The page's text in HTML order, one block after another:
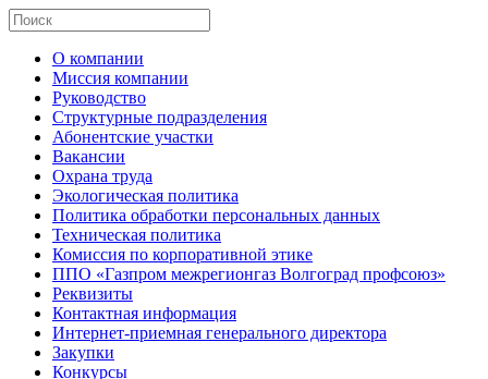
О компании
Миссия компании
Руководство
Структурные подразделения
Абонентские участки
Вакансии
Охрана труда
Экологическая политика
Политика обработки персональных данных
Техническая политика
Комиссия по корпоративной этике
ППО «Газпром межрегионгаз Волгоград профсоюз»
Реквизиты
Контактная информация
Интернет-приемная генерального директора
Закупки
Конкурсы